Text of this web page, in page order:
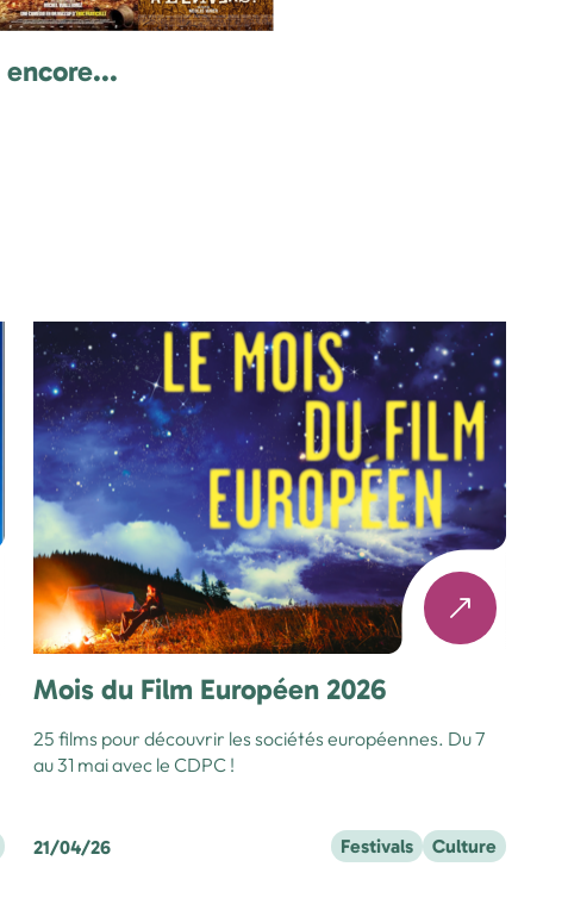
Mois du Film Européen 2026
25 films pour découvrir les sociétés européennes. Du 7
au 31 mai avec le CDPC !
21/04/26 Festivals Culture